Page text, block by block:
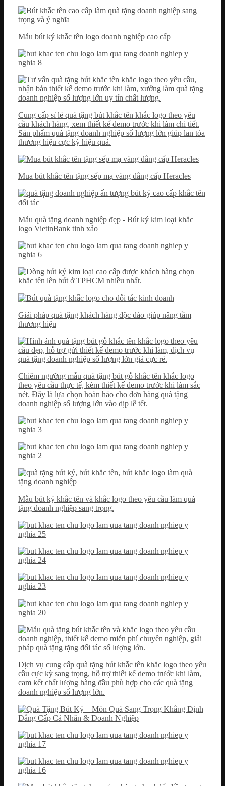
Mẫu bút ký khắc tên logo doanh nghiệp cao cấp
Cung cấp sỉ lẻ quà tặng bút khắc tên khắc logo theo yêu
cầu khách hàng, xem thiết kế demo trước khi làm chi tiết.
Sản phẩm quà tặng doanh nghiệp số lượng lớn giúp lan tỏa
thương hiệu cực kỳ hiệu quả.
Mua bút khắc tên tặng sếp mạ vàng đẳng cấp Heracles
Mẫu quà tặng doanh nghiệp đẹp - Bút ký kim loại khắc
logo VietinBank tinh xảo
Giải pháp quà tặng khách hàng độc đáo giúp nâng tầm
thương hiệu
Chiêm ngưỡng mẫu quà tặng bút gỗ khắc tên khắc logo
theo yêu cầu thực tế, kèm thiết kế demo trước khi làm sắc
nét. Đây là lựa chọn hoàn hảo cho đơn hàng quà tặng
doanh nghiệp số lượng lớn vào dịp lễ tết.
Mẫu bút ký khắc tên và khắc logo theo yêu cầu làm quà
tặng doanh nghiệp sang trọng.
Dịch vụ cung cấp quà tặng bút khắc tên khắc logo theo yêu
cầu cực kỳ sang trọng, hỗ trợ thiết kế demo trước khi làm,
cam kết chất lượng hàng đầu phù hợp cho các quà tặng
doanh nghiệp số lượng lớn.